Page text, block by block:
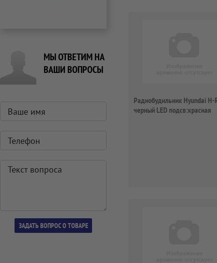
МЫ ОТВЕТИМ НА
ВАШИ ВОПРОСЫ
Радиобудильник Hyundai H-
черный LED подсв:красная